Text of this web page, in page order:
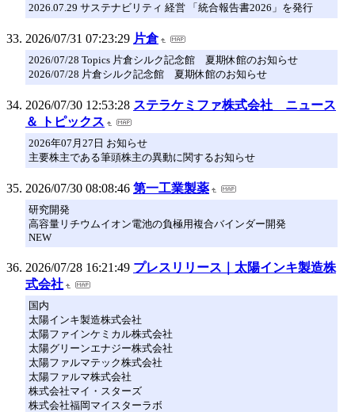
2026.07.29 サステナビリティ 経営 「統合報告書2026」を発行
2026/07/31 07:23:29 片倉
2026/07/28 Topics 片倉シルク記念館 夏期休館のお知らせ
2026/07/28 片倉シルク記念館 夏期休館のお知らせ
2026/07/30 12:53:28 ステラケミファ株式会社 ニュース
＆ トピックス
2026年07月27日 お知らせ
主要株主である筆頭株主の異動に関するお知らせ
2026/07/30 08:08:46 第一工業製薬
研究開発
高容量リチウムイオン電池の負極用複合バインダー開発
NEW
2026/07/28 16:21:49 プレスリリース｜太陽インキ製造株
式会社
国内
太陽インキ製造株式会社
太陽ファインケミカル株式会社
太陽グリーンエナジー株式会社
太陽ファルマテック株式会社
太陽ファルマ株式会社
株式会社マイ・スターズ
株式会社福岡マイスターラボ